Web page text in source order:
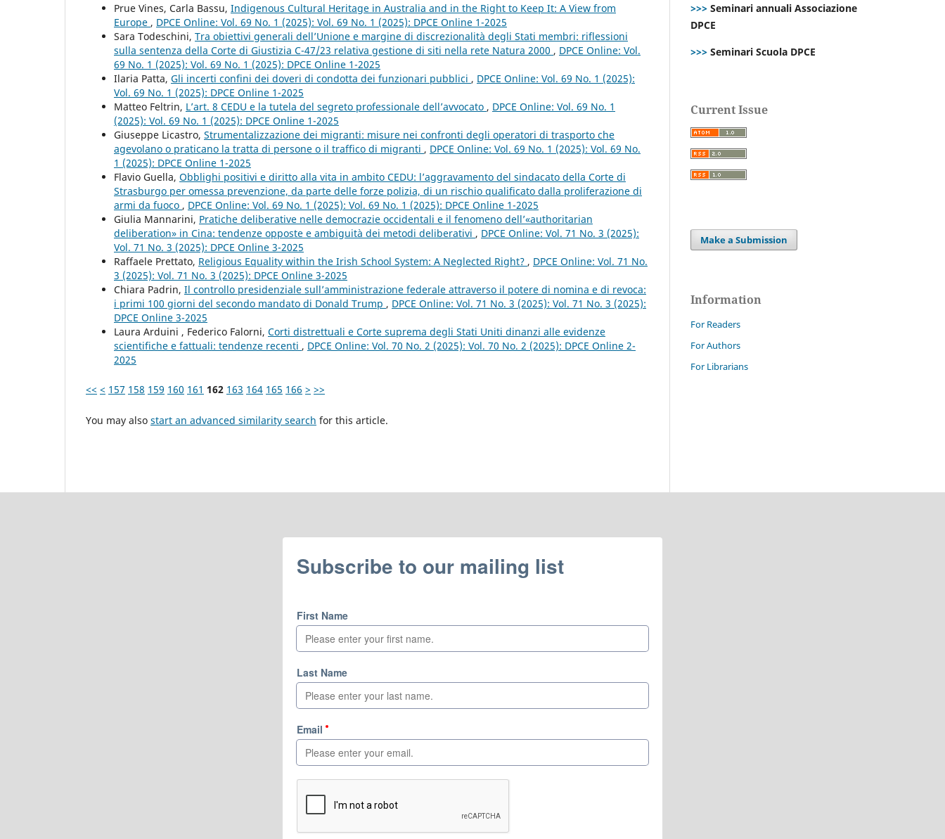
Prue Vines, Carla Bassu, Indigenous Cultural Heritage in Australia and in the Right to Keep It: A View from
Europe , DPCE Online: Vol. 69 No. 1 (2025): Vol. 69 No. 1 (2025): DPCE Online 1-2025
Sara Todeschini, Tra obiettivi generali dell’Unione e margine di discrezionalità degli Stati membri: riflessioni
sulla sentenza della Corte di Giustizia C-47/23 relativa gestione di siti nella rete Natura 2000 , DPCE Online: Vol.
69 No. 1 (2025): Vol. 69 No. 1 (2025): DPCE Online 1-2025
Ilaria Patta, Gli incerti confini dei doveri di condotta dei funzionari pubblici , DPCE Online: Vol. 69 No. 1 (2025):
Vol. 69 No. 1 (2025): DPCE Online 1-2025
Matteo Feltrin, L’art. 8 CEDU e la tutela del segreto professionale dell’avvocato , DPCE Online: Vol. 69 No. 1
(2025): Vol. 69 No. 1 (2025): DPCE Online 1-2025
Giuseppe Licastro, Strumentalizzazione dei migranti: misure nei confronti degli operatori di trasporto che
agevolano o praticano la tratta di persone o il traffico di migranti , DPCE Online: Vol. 69 No. 1 (2025): Vol. 69 No.
1 (2025): DPCE Online 1-2025
Flavio Guella, Obblighi positivi e diritto alla vita in ambito CEDU: l’aggravamento del sindacato della Corte di
Strasburgo per omessa prevenzione, da parte delle forze polizia, di un rischio qualificato dalla proliferazione di
armi da fuoco , DPCE Online: Vol. 69 No. 1 (2025): Vol. 69 No. 1 (2025): DPCE Online 1-2025
Giulia Mannarini, Pratiche deliberative nelle democrazie occidentali e il fenomeno dell’«authoritarian
deliberation» in Cina: tendenze opposte e ambiguità dei metodi deliberativi , DPCE Online: Vol. 71 No. 3 (2025):
Vol. 71 No. 3 (2025): DPCE Online 3-2025
Raffaele Prettato, Religious Equality within the Irish School System: A Neglected Right? , DPCE Online: Vol. 71 No.
3 (2025): Vol. 71 No. 3 (2025): DPCE Online 3-2025
Chiara Padrin, Il controllo presidenziale sull’amministrazione federale attraverso il potere di nomina e di revoca:
i primi 100 giorni del secondo mandato di Donald Trump , DPCE Online: Vol. 71 No. 3 (2025): Vol. 71 No. 3 (2025):
DPCE Online 3-2025
Laura Arduini , Federico Falorni, Corti distrettuali e Corte suprema degli Stati Uniti dinanzi alle evidenze
scientifiche e fattuali: tendenze recenti , DPCE Online: Vol. 70 No. 2 (2025): Vol. 70 No. 2 (2025): DPCE Online 2-
2025
<< < 157 158 159 160 161 162 163 164 165 166 > >>
You may also start an advanced similarity search for this article.
>>> Seminari annuali Associazione
DPCE
>>> Seminari Scuola DPCE
Current Issue
Make a Submission
Information
For Readers
For Authors
For Librarians